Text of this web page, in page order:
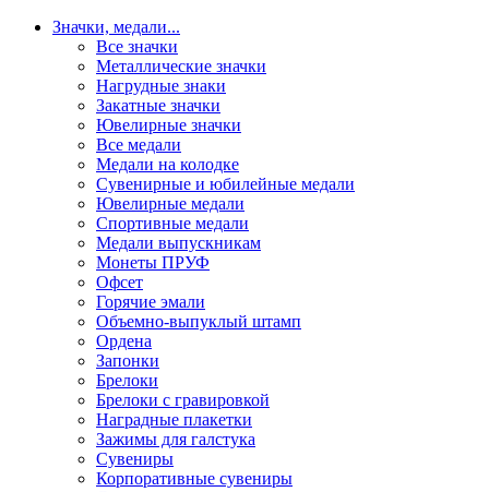
Значки, медали...
Все значки
Металлические значки
Нагрудные знаки
Закатные значки
Ювелирные значки
Все медали
Медали на колодке
Сувенирные и юбилейные медали
Ювелирные медали
Спортивные медали
Медали выпускникам
Монеты ПРУФ
Офсет
Горячие эмали
Объемно-выпуклый штамп
Ордена
Запонки
Брелоки
Брелоки с гравировкой
Наградные плакетки
Зажимы для галстука
Сувениры
Корпоративные сувениры